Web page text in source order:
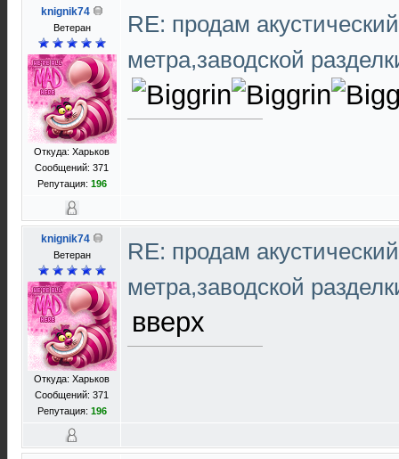
knignik74
Ветеран
Откуда: Харьков
Сообщений: 371
Репутация: 196
RE: продам
метра,заводской
knignik74
Ветеран
Откуда: Харьков
Сообщений: 371
Репутация: 196
RE: продам
метра,заводской
вверх